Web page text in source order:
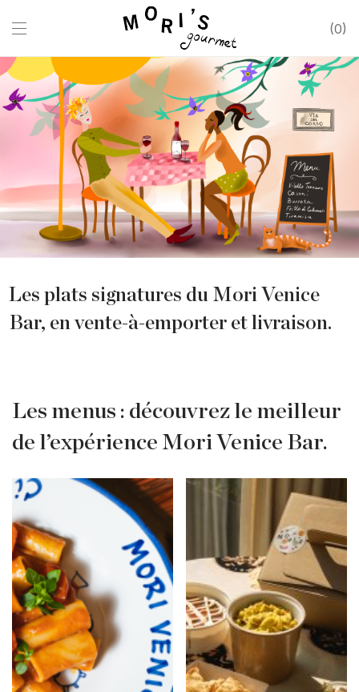
0
Les plats signatures du Mori Venice
Bar, en vente-à-emporter et livraison.
Les menus : découvrez le meilleur
de l’expérience Mori Venice Bar.